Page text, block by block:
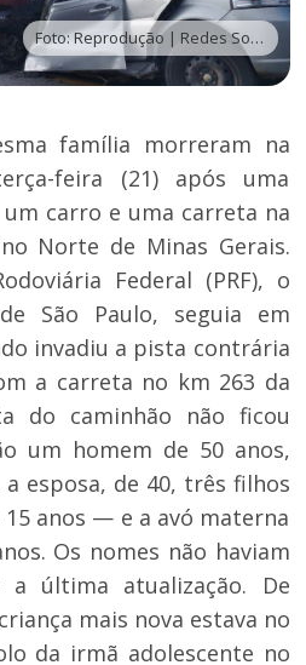
Foto: Reprodução | Redes Sociais
família morreram na
feira (21) após uma
carro e uma carreta na
Norte de Minas Gerais.
Federal (PRF), o
São Paulo, seguia em
invadiu a pista contrária
a carreta no km 263 da
do caminhão não ficou
um homem de 50 anos,
esposa, de 40, três filhos
anos — e a avó materna
Os nomes não haviam
a última atualização. De
mais nova estava no
da irmã adolescente no